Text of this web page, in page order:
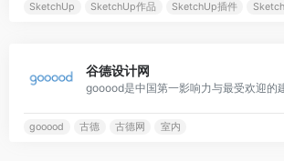
SketchUp SketchUp作品 SketchUp插件
谷德设计网
gooood 古德 古德网 室内